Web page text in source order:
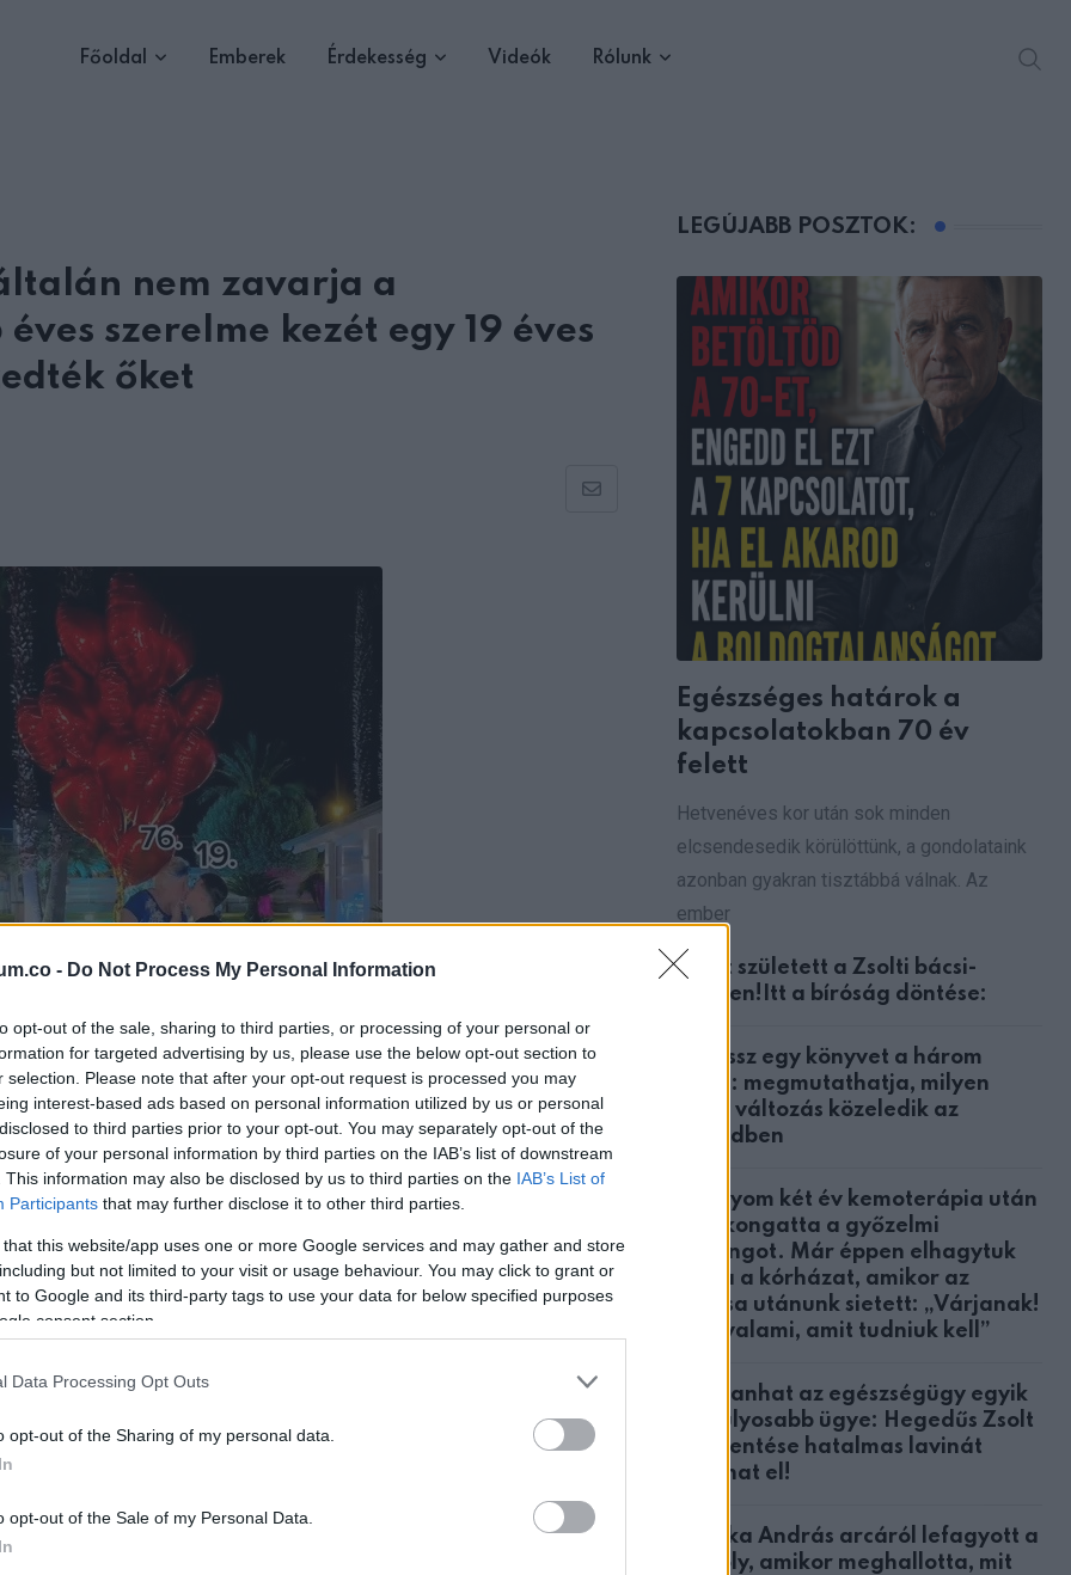
- Do Not Process My Personal Information
opt-out of the sale, sharing to third parties, or processing of your personal or
for targeted advertising by us, please use the below opt-out section to
selection. Please note that after your opt-out request is processed you may
interest-based ads based on personal information utilized by us or personal
to third parties prior to your opt-out. You may separately opt-out of the
of your personal information by third parties on the IAB’s list of downstream
This information may also be disclosed by us to third parties on the IAB’s List of
Participants that may further disclose it to other third parties.
that this website/app uses one or more Google services and may gather and store
but not limited to your visit or usage behaviour. You may click to grant or
to Google and its third-party tags to use your data for below specified purposes
consent section.
Data Processing Opt Outs
opt-out of the Sharing of my personal data.
opt-out of the Sale of my Personal Data.
Főoldal Emberek Érdekesség Videók Rólunk
nem zavarja a
szerelme kezét egy 19 éves
őket
Share
dúl a szerelem, nemrégiben pedig úgy döntöttek, hogy kapcsolatukat
videó is készült.
videóját – melyben egy hatalmas csokor szív alakú lufival a kezében
eljegyzési gyűrűt is – már 16 millióan látták.
akadnak olyanok is, akik furcsállják a dolgot.
dédnagymamája is lehetne, őket azonban nem zavarja az 57 év
LEGÚJABB POSZTOK:
Egészséges határok a
kapcsolatokban 70 év
felett
Hetvenéves kor után sok minden
elcsendesedik körülöttünk, a gondolataink
azonban gyakran tisztábbá válnak. Az
ember
Ítélet született a Zsolti bácsi-
ügyben!Itt a bíróság döntése:
Válassz egy könyvet a három
közül: megmutathatja, milyen
nagy változás közeledik az
életedben
A lányom két év kemoterápia után
megkongatta a győzelmi
harangot. Már éppen elhagytuk
volna a kórházat, amikor az
orvosa utánunk sietett: „Várjanak!
Van valami, amit tudniuk kell”
Robbanhat az egészségügy egyik
legsúlyosabb ügye: Hegedűs Zsolt
feljelentése hatalmas lavinát
indíthat el!
Csonka András arcáról lefagyott a
mosoly, amikor meghallotta, mit